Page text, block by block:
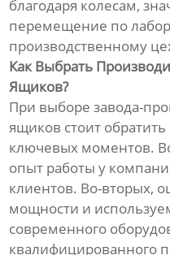
благодаря колесам,
перемещение по
производственному
Как Выбрать
Ящиков?
При выборе завода-
ящиков стоит
ключевых моментов.
опыт работы у
клиентов. Во-вторых,
мощности и
современного
квалифицированного